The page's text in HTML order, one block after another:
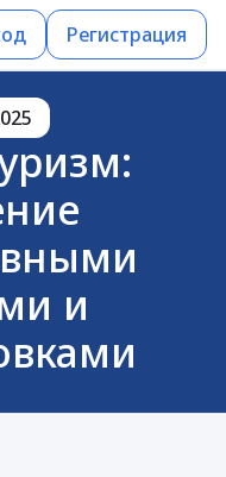
Регистрация
и